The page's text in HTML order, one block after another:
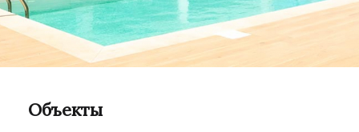
Объекты